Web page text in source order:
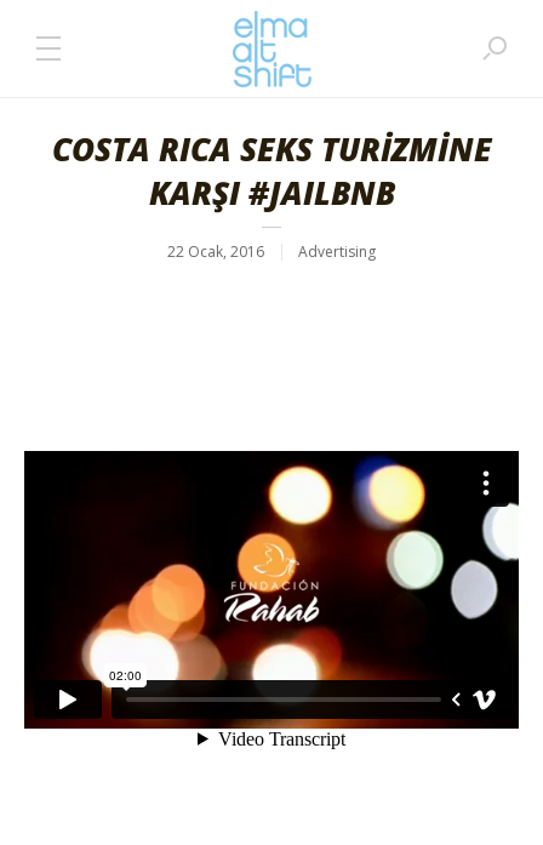
COSTA RICA SEKS TURİZMİNE
KARŞI #JAILBNB
22 Ocak, 2016 Advertising